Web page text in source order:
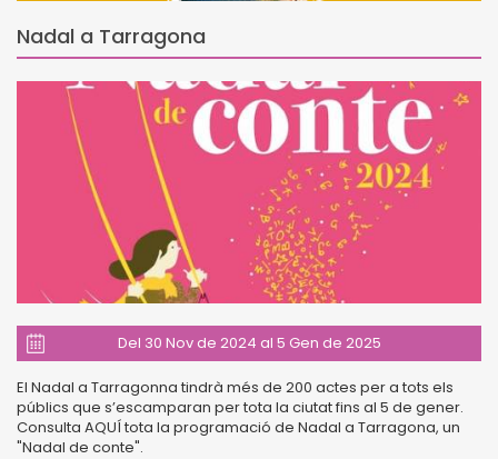
Nadal a Tarragona
Del 30 Nov de 2024 al 5 Gen de 2025
El Nadal a Tarragonna tindrà més de 200 actes per a tots els
públics que s’escamparan per tota la ciutat fins al 5 de gener.
Consulta AQUÍ tota la programació de Nadal a Tarragona, un
"Nadal de conte".